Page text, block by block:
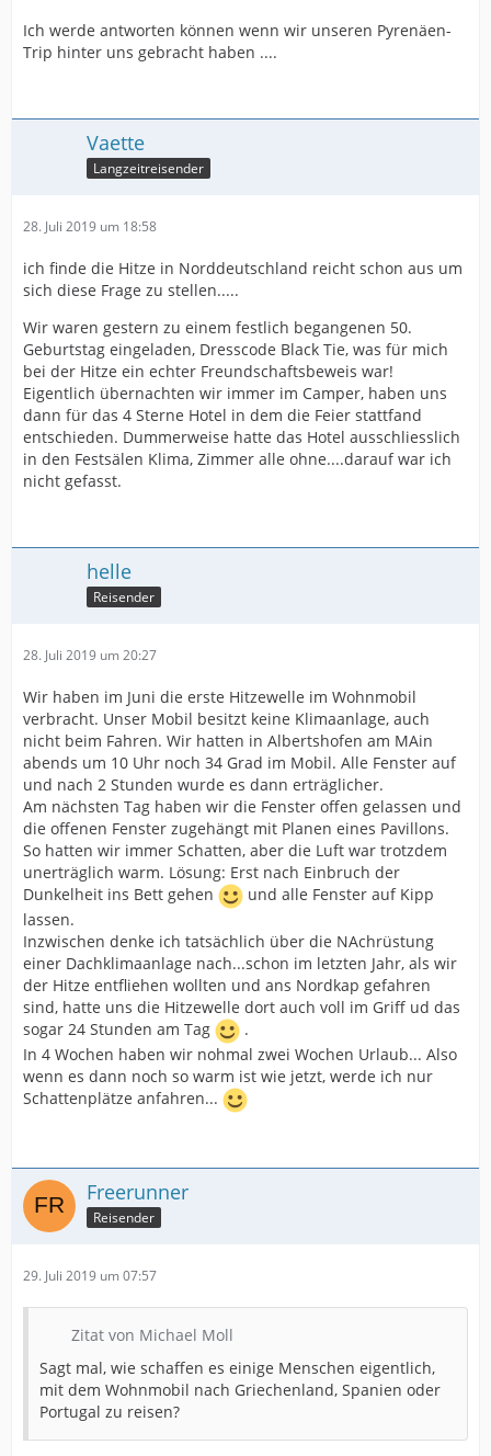
Ich werde antworten können wenn wir unseren Pyrenäen-
Trip hinter uns gebracht haben ....
Vaette
Langzeitreisender
28. Juli 2019 um 18:58
ich finde die Hitze in Norddeutschland reicht schon aus um
sich diese Frage zu stellen.....
Wir waren gestern zu einem festlich begangenen 50.
Geburtstag eingeladen, Dresscode Black Tie, was für mich
bei der Hitze ein echter Freundschaftsbeweis war!
Eigentlich übernachten wir immer im Camper, haben uns
dann für das 4 Sterne Hotel in dem die Feier stattfand
entschieden. Dummerweise hatte das Hotel ausschliesslich
in den Festsälen Klima, Zimmer alle ohne....darauf war ich
nicht gefasst.
helle
Reisender
28. Juli 2019 um 20:27
Wir haben im Juni die erste Hitzewelle im Wohnmobil
verbracht. Unser Mobil besitzt keine Klimaanlage, auch
nicht beim Fahren. Wir hatten in Albertshofen am MAin
abends um 10 Uhr noch 34 Grad im Mobil. Alle Fenster auf
und nach 2 Stunden wurde es dann erträglicher.
Am nächsten Tag haben wir die Fenster offen gelassen und
die offenen Fenster zugehängt mit Planen eines Pavillons.
So hatten wir immer Schatten, aber die Luft war trotzdem
unerträglich warm. Lösung: Erst nach Einbruch der
Dunkelheit ins Bett gehen
und alle Fenster auf Kipp
lassen.
Inzwischen denke ich tatsächlich über die NAchrüstung
einer Dachklimaanlage nach...schon im letzten Jahr, als wir
der Hitze entfliehen wollten und ans Nordkap gefahren
sind, hatte uns die Hitzewelle dort auch voll im Griff ud das
sogar 24 Stunden am Tag
.
In 4 Wochen haben wir nohmal zwei Wochen Urlaub... Also
wenn es dann noch so warm ist wie jetzt, werde ich nur
Schattenplätze anfahren...
Freerunner
Reisender
29. Juli 2019 um 07:57
Zitat von Michael Moll
Sagt mal, wie schaffen es einige Menschen eigentlich,
mit dem Wohnmobil nach Griechenland, Spanien oder
Portugal zu reisen?